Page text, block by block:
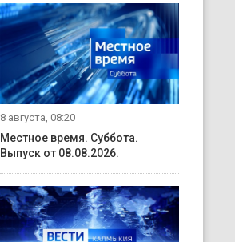
8 августа, 08:20
Местное время. Суббота.
Выпуск от 08.08.2026.